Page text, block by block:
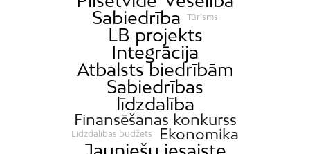
Sabiedrība
Tūrisms
LB projekts
Integrācija
Atbalsts biedrībām
Sabiedrības
līdzdalība
Finansēšanas konkurss
Līdzdalības budžets Ekonomika